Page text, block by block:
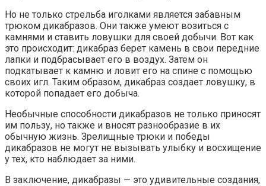
Но не только стрельба иголками является забавным
трюком дикабразов. Они также умеют возиться с
камнями и ставить ловушки для своей добычи. Вот как
это происходит: дикабраз берет камень в свои передние
лапки и подбрасывает его в воздух. Затем он
подкатывает к камню и ловит его на спине с помощью
своих игл. Таким образом, дикабраз создает ловушку, в
которой попадает его добыча.
Необычные способности дикабразов не только приносят
им пользу, но также и вносят разнообразие в их
обычную жизнь. Зрелищные трюки и победы
дикабразов не могут не вызывать улыбку и восхищение
у тех, кто наблюдает за ними.
В заключение, дикабразы — это удивительные создания,